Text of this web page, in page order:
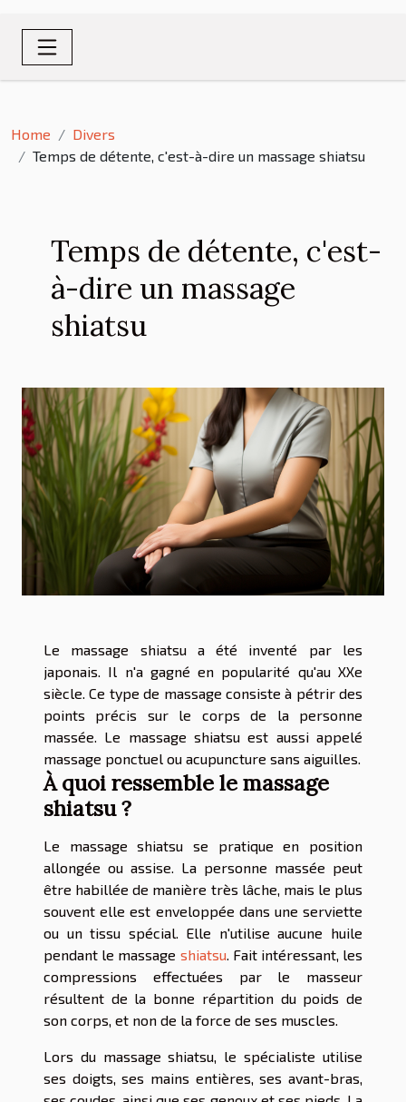
Home
Divers
Temps de détente, c'est-à-dire un massage shiatsu
Temps de détente, c'est-
à-dire un massage
shiatsu
Le massage shiatsu a été inventé par les
japonais. Il n'a gagné en popularité qu'au XXe
siècle. Ce type de massage consiste à pétrir des
points précis sur le corps de la personne
massée. Le massage shiatsu est aussi appelé
massage ponctuel ou acupuncture sans aiguilles.
À quoi ressemble le massage
shiatsu ?
Le massage shiatsu se pratique en position
allongée ou assise. La personne massée peut
être habillée de manière très lâche, mais le plus
souvent elle est enveloppée dans une serviette
ou un tissu spécial. Elle n'utilise aucune huile
pendant le massage shiatsu . Fait intéressant, les
compressions effectuées par le masseur
résultent de la bonne répartition du poids de
son corps, et non de la force de ses muscles.
Lors du massage shiatsu, le spécialiste utilise
ses doigts, ses mains entières, ses avant-bras,